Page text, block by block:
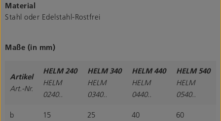
Material
Stahl oder Edelstahl-Rostfrei
Maße (in mm)
Artikel
Art.-Nr.
HELM 240
HELM
0240..
HELM 340
HELM
0340..
HELM 440
HELM
0440..
HELM 540
HELM
0540..
b 15 25 40 60